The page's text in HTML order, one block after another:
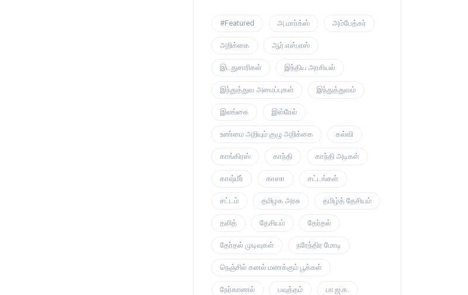
#Featured அ.மார்க்ஸ் அம்பேத்கர்
அறிக்கை ஆர்.எஸ்.எஸ்
இடதுசாரிகள் இந்திய அரசியல்
இந்துத்துவ அமைப்புகள் இந்துத்துவம்
இலங்கை இஸ்ரேல்
உண்மை அறியும் குழு அறிக்கை கல்வி
காங்கிரஸ் காந்தி காந்தி அடிகள்
காஷ்மீர் காஸா சட்டங்கள்
சட்டம் தமிழக அரசு தமிழ்த் தேசியம்
தலித் தேசியம் தேர்தல்
தேர்தல் முடிவுகள் நரேந்திர மோடி
நெஞ்சில் கனல் மணக்கும் பூக்கள்
நேர்காணல் பவுத்தம் பா.ஜ.க.